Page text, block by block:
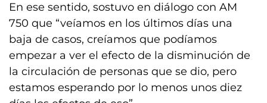
En ese sentido, sostuvo en diálogo con AM
750 que “veíamos en los últimos días una
baja de casos, creíamos que podíamos
empezar a ver el efecto de la disminución de
la circulación de personas que se dio, pero
estamos esperando por lo menos unos diez